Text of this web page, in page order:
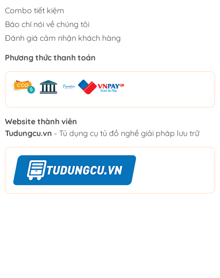
Combo tiết kiệm
Báo chí nói về chúng tôi
Đánh giá cảm nhận khách hàng
Phương thức thanh toán
Website thành viên
Tudungcu.vn - Tủ dụng cụ tủ đồ nghề giải pháp lưu trữ